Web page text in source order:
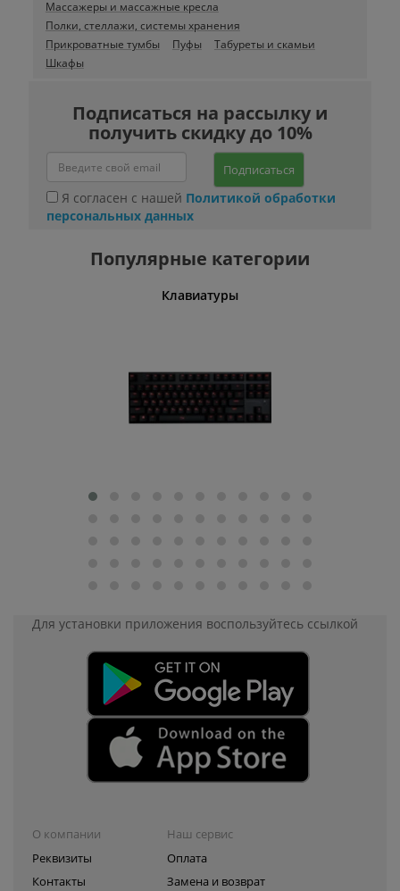
Массажеры и массажные кресла
Полки, стеллажи, системы хранения
Прикроватные тумбы
Пуфы
Табуреты и скамьи
Шкафы
Подписаться на рассылку и
получить скидку до 10%
Подписаться
Я согласен с нашей Политикой обработки
персональных данных
Популярные категории
Клавиатуры
Для установки приложения воспользуйтесь ссылкой
О компании
Реквизиты
Контакты
Наш сервис
Оплата
Замена и возврат